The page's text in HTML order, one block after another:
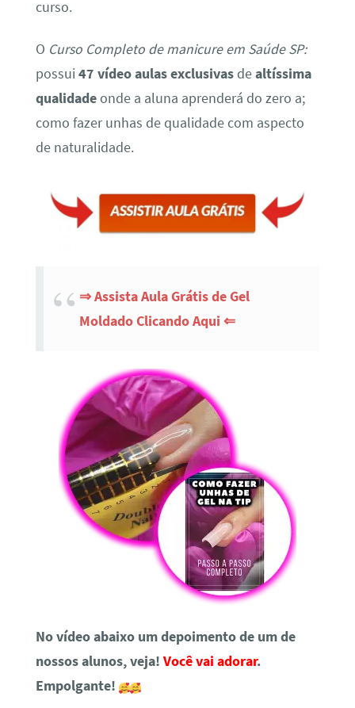
curso.
O Curso Completo de manicure em Saúde SP:
possui 47 vídeo aulas exclusivasdealtíssima
qualidadeonde a aluna aprenderá do zero a;
como fazer unhas de qualidade com aspecto
de naturalidade.
⇒ Assista Aula Grátis de Gel
Moldado Clicando Aqui ⇐
No vídeo abaixo um depoimento de um de
nossos alunos, veja! Você vai adorar.
Empolgante!